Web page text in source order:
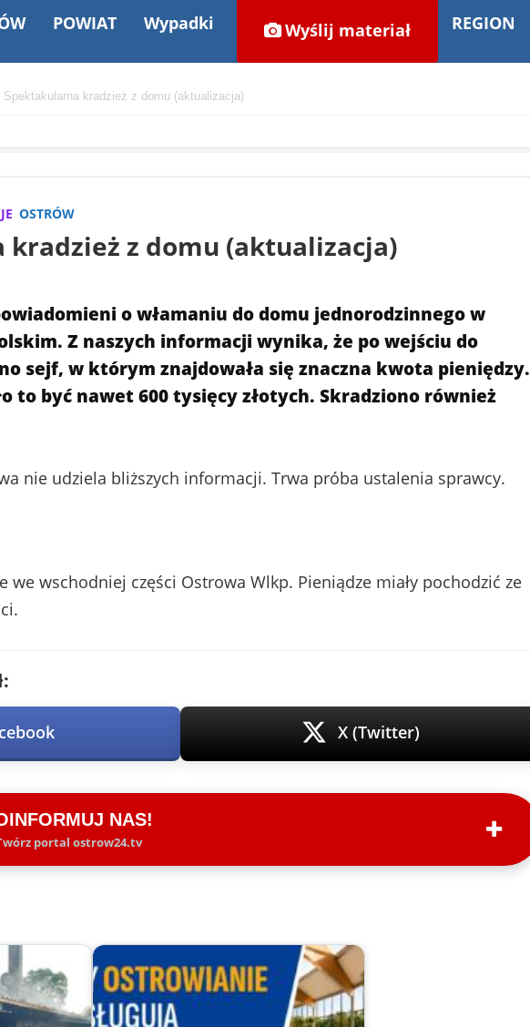
POWIAT Wypadki Wyślij materiał REGION
Spektakularna kradzież z domu (aktualizacja)
OSTRÓW
kradzież z domu (aktualizacja)
o włamaniu do domu jednorodzinnego w
Z naszych informacji wynika, że po wejściu do
sejf, w którym znajdowała się znaczna kwota pieniędzy.
to być nawet 600 tysięcy złotych. Skradziono również
nie udziela bliższych informacji. Trwa próba ustalenia sprawcy.
we wschodniej części Ostrowa Wlkp. Pieniądze miały pochodzić ze
X (Twitter)
NAS!
portal ostrow24.tv